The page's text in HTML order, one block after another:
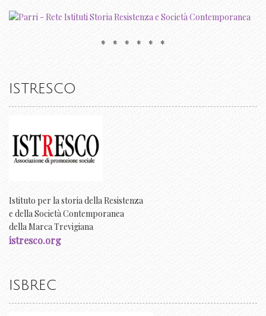
* * * * * *
ISTRESCO
Istituto per la storia della Resistenza
e della Società Contemporanea
della Marca Trevigiana
istresco.org
ISBREC